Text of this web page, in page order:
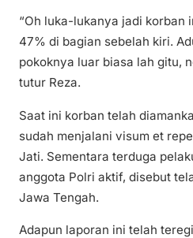
“Oh luka-lukanya jadi korban
47% di bagian sebelah kiri.
pokoknya luar biasa lah gitu,
tutur Reza.
Saat ini korban telah
sudah menjalani visum et
Jati. Sementara terduga
anggota Polri aktif, disebut
Jawa Tengah.
Adapun laporan ini telah